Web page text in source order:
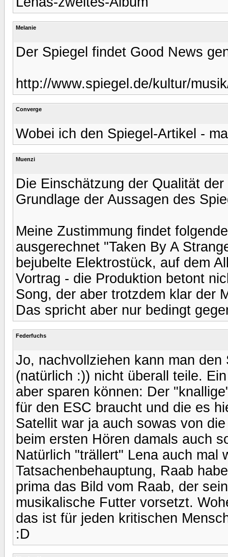
Melanie
Der Spiegel findet Good News
http://www.spiegel.de/kultur/
Converge
Wobei ich den Spiegel-Artikel -
Muenzi
Die Einschätzung der Qualität
Grundlage der Aussagen des
Meine Zustimmung findet
ausgerechnet "Taken By A
bejubelte Elektrostück, auf dem
Vortrag - die Produktion betont
Song, der aber trotzdem klar der
Das spricht aber nur bedingt
Federfuchs
Jo, nachvollziehen kann man
(natürlich :)) nicht überall teile.
aber sparen können: Der
für den ESC braucht und die es
Satellit war ja auch sowas von
beim ersten Hören damals auch
Natürlich "trällert" Lena auch mal
Tatsachenbehauptung, Raab
prima das Bild vom Raab, der
musikalische Futter vorsetzt.
das ist für jeden kritischen
:D